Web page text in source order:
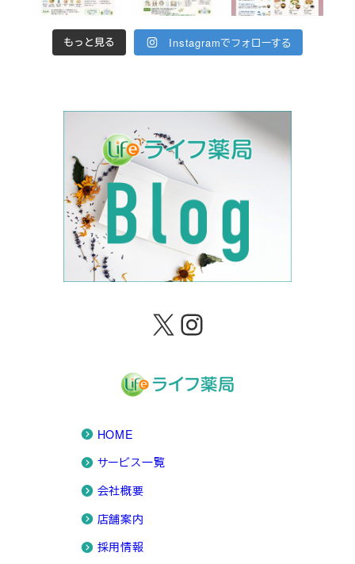
もっと見る Instagramでフォローする
X Instagram
HOME
サービス一覧
会社概要
店舗案内
採用情報